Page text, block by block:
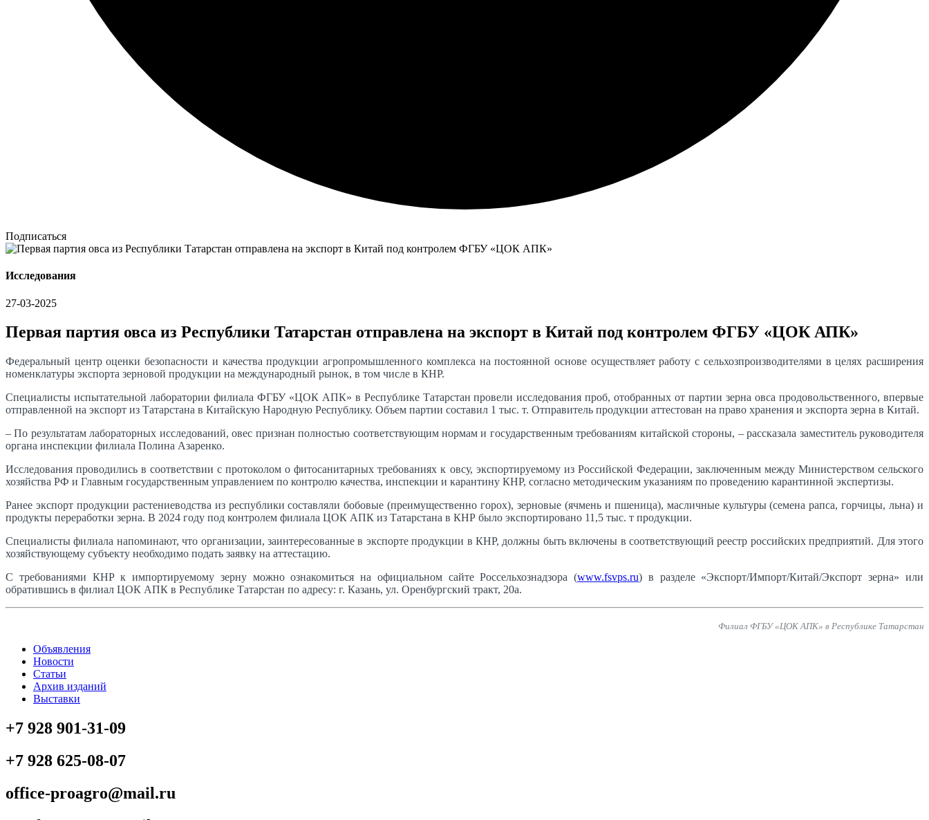
Подписаться
Исследования
27-03-2025
Первая партия овса из Республики Татарстан отправлена на экспорт в Китай под контролем ФГБУ «ЦОК АПК»
Федеральный центр оценки безопасности и качества продукции агропромышленного комплекса на постоянной основе осуществляет работу с сельхозпроизводителями в целях расширения
номенклатуры экспорта зерновой продукции на международный рынок, в том числе в КНР.
Специалисты испытательной лаборатории филиала ФГБУ «ЦОК АПК» в Республике Татарстан провели исследования проб, отобранных от партии зерна овса продовольственного, впервые
отправленной на экспорт из Татарстана в Китайскую Народную Республику. Объем партии составил 1 тыс. т. Отправитель продукции аттестован на право хранения и экспорта зерна в Китай.
– По результатам лабораторных исследований, овес признан полностью соответствующим нормам и государственным требованиям китайской стороны, – рассказала заместитель руководителя
органа инспекции филиала Полина Азаренко.
Исследования проводились в соответствии с протоколом о фитосанитарных требованиях к овсу, экспортируемому из Российской Федерации, заключенным между Министерством сельского
хозяйства РФ и Главным государственным управлением по контролю качества, инспекции и карантину КНР, согласно методическим указаниям по проведению карантинной экспертизы.
Ранее экспорт продукции растениеводства из республики составляли бобовые (преимущественно горох), зерновые (ячмень и пшеница), масличные культуры (семена рапса, горчицы, льна) и
продукты переработки зерна. В 2024 году под контролем филиала ЦОК АПК из Татарстана в КНР было экспортировано 11,5 тыс. т продукции.
Специалисты филиала напоминают, что организации, заинтересованные в экспорте продукции в КНР, должны быть включены в соответствующий реестр российских предприятий. Для этого
хозяйствующему субъекту необходимо подать заявку на аттестацию.
С требованиями КНР к импортируемому зерну можно ознакомиться на официальном сайте Россельхознадзора (www.fsvps.ru) в разделе «Экспорт/Импорт/Китай/Экспорт зерна» или
обратившись в филиал ЦОК АПК в Республике Татарстан по адресу: г. Казань, ул. Оренбургский тракт, 20а.
Филиал ФГБУ «ЦОК АПК» в Республике Татарстан
Объявления
Новости
Статьи
Архив изданий
Выставки
+7 928 901-31-09
+7 928 625-08-07
office-proagro@mail.ru